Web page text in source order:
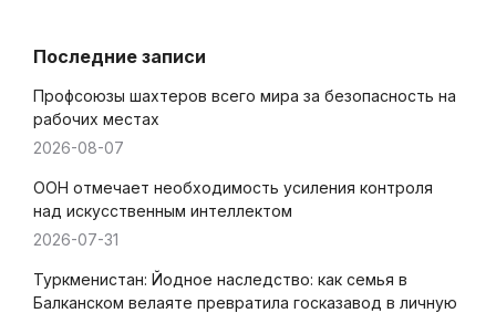
Последние записи
Профсоюзы шахтеров всего мира за безопасность на
рабочих местах
2026-08-07
ООН отмечает необходимость усиления контроля
над искусственным интеллектом
2026-07-31
Туркменистан: Йодное наследство: как семья в
Балканском велаяте превратила госказавод в личную